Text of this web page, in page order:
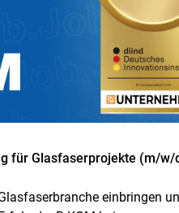
für Glasfaserprojekte (m/w/
einbringen